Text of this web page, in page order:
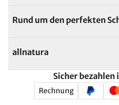
Rund um den perfekten
allnatura
Sicher bezahlen
Rechnung